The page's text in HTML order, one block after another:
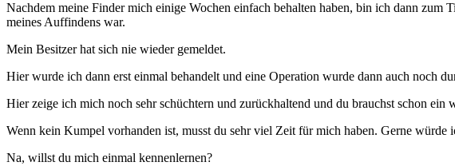
Nachdem meine Finder mich einige Wochen einfach behalten haben, bin ich dann zum
meines Auffindens war.
Mein Besitzer hat sich nie wieder gemeldet.
Hier wurde ich dann erst einmal behandelt und eine Operation wurde dann auch noch
Hier zeige ich mich noch sehr schüchtern und zurückhaltend und du brauchst schon
Wenn kein Kumpel vorhanden ist, musst du sehr viel Zeit für mich haben. Gerne würde
Na, willst du mich einmal kennenlernen?